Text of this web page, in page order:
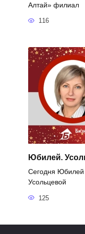
Алтай» филиал
116
Юбилей.
Сегодня
Усольцевой
125